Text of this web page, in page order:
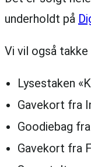
underholdt på
Vi vil også
Lysestaken
Gavekort fra
Goodiebag
Gavekort fra